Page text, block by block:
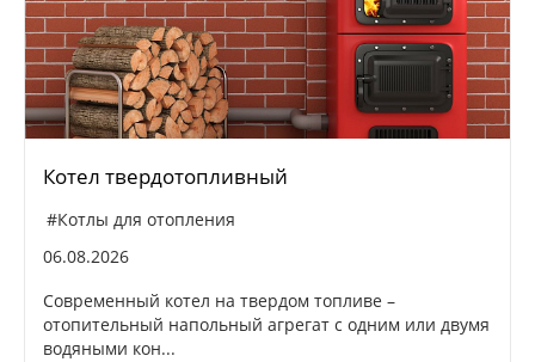
Котел твердотопливный
#Котлы для отопления
06.08.2026
Современный котел на твердом топливе –
отопительный напольный агрегат с одним или двумя
водяными кон...